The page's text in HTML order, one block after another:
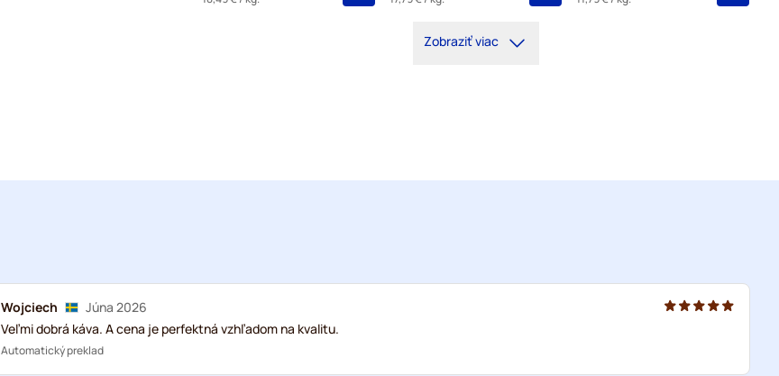
Zobraziť viac
Wojciech
Júna 2026
Veľmi dobrá káva. A cena je perfektná vzhľadom na kvalitu.
Automatický preklad